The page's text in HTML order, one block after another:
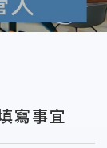
寫事宜